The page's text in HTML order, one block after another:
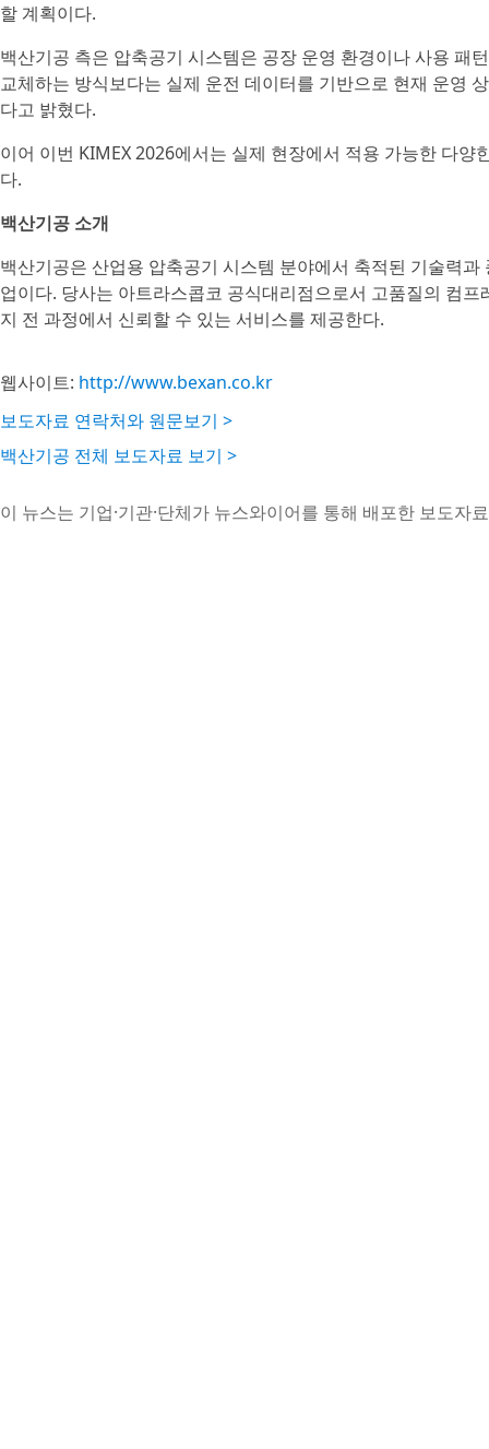
할 계획이다.
백산기공 측은 압축공기 시스템은 공장 운영 환경이나 사용 패
교체하는 방식보다는 실제 운전 데이터를 기반으로 현재 운영
다고 밝혔다.
이어 이번 KIMEX 2026에서는 실제 현장에서 적용 가능한 다
다.
백산기공 소개
백산기공은 산업용 압축공기 시스템 분야에서 축적된 기술력
업이다. 당사는 아트라스콥코 공식대리점으로서 고품질의 컴
지 전 과정에서 신뢰할 수 있는 서비스를 제공한다.
웹사이트: http://www.bexan.co.kr
보도자료 연락처와 원문보기 >
백산기공 전체 보도자료 보기 >
이 뉴스는 기업·기관·단체가 뉴스와이어를 통해 배포한 보도자